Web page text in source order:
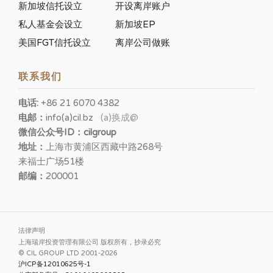
新加坡信托设立
私人基金会设立
美国FGT信托设立
开设离岸账户
新加坡EP
离岸公司做账
联系我们
电话: +86 21 6070 4382
电邮： info(a)cil.bz (a)换成@
微信公众号ID：cilgroup
地址：
上海市黄浦区西藏中路268号
来福士广场51楼
邮编： 200001
法律声明
上海瑞岸投资管理有限公司 版权所有，抄录必究
© CIL GROUP LTD 2001-2026
沪ICP备12010625号-1